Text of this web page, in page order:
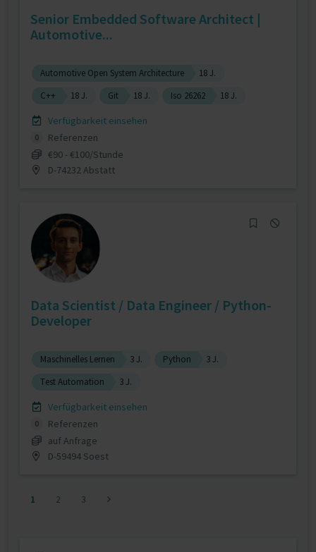
Senior Embedded Software Architect |
Automotive...
Automotive Open System Architecture
18 J.
C++
18 J. Git 18 J. Iso 26262 18 J.
Verfügbarkeit einsehen
0
Referenzen
€90 - €100/Stunde
D-74232 Abstatt
Data Scientist / Data Engineer / Python-
Developer
Maschinelles Lernen 3 J. Python
3 J.
Test Automation
3 J.
Verfügbarkeit einsehen
0
Referenzen
auf Anfrage
D-59494 Soest
1 2 3